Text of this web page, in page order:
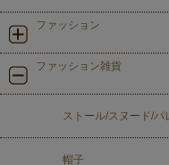
ファッション
ファッション雑貨
ストール/スヌード/パ
帽子